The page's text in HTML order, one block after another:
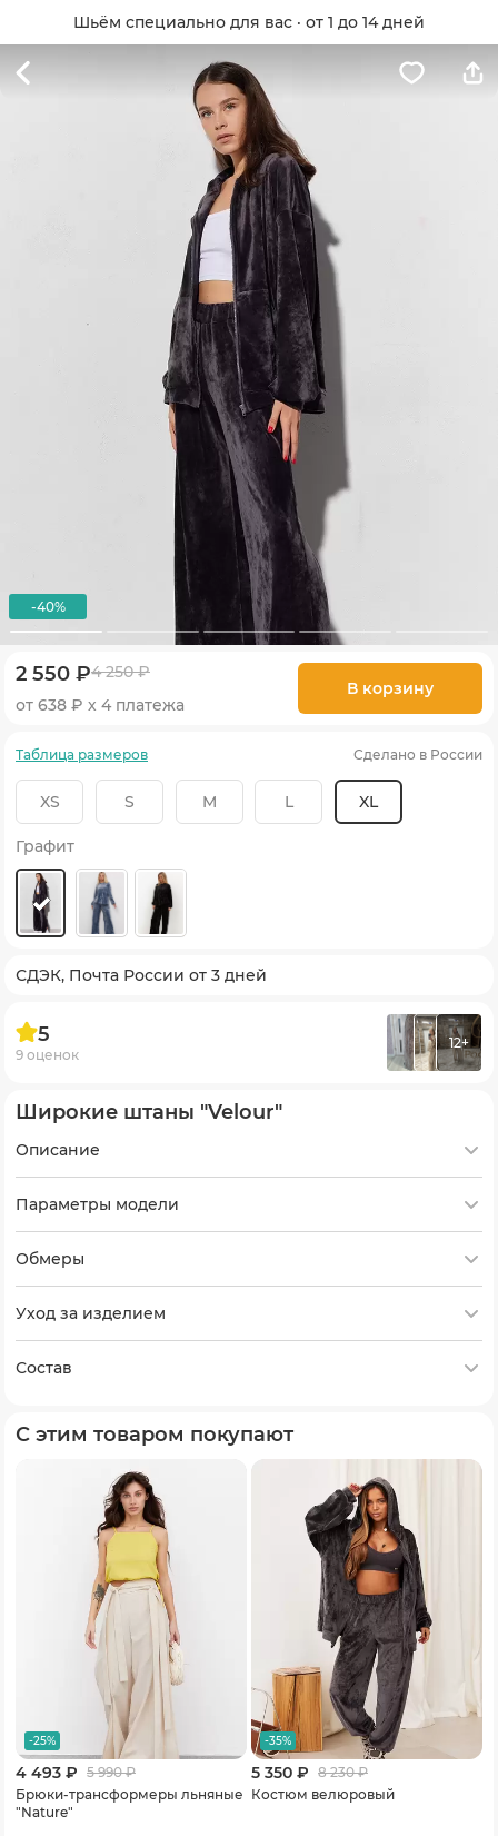
Шьём специально для вас · от 1 до 14 дней
-40%
2 550 ₽4 250 ₽
от 638 ₽ х 4 платежа
В корзину
Таблица размеров Сделано в России
XS S M L XL
Графит
СДЭК, Почта России от 3 дней
5
9 оценок
12+
Широкие штаны "Velour"
Описание
Параметры модели
Обмеры
Уход за изделием
Состав
С этим товаром покупают
-25%
4 493 ₽ 5 990₽
Брюки-трансформеры льняные
"Nature"
-35%
5 350 ₽ 8 230₽
Костюм велюровый